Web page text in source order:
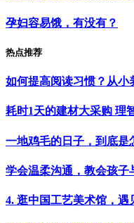
孕妇容易饿，有没有？
热点推荐
如何提高阅读习惯？从小
耗时1天的建材大采购 理
一地鸡毛的日子，到底是
学会温柔沟通，教会孩子
4. 逛中国工艺美术馆，遇